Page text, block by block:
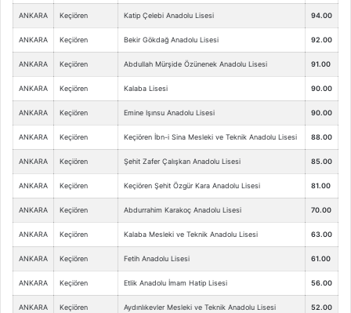
ANKARA Keçiören Katip Çelebi Anadolu Lisesi 94.00
ANKARA Keçiören Bekir Gökdağ Anadolu Lisesi 92.00
ANKARA Keçiören Abdullah Mürşide Özünenek Anadolu Lisesi 91.00
ANKARA Keçiören Kalaba Lisesi 90.00
ANKARA Keçiören Emine Işınsu Anadolu Lisesi 90.00
ANKARA Keçiören Keçiören İbn-i Sina Mesleki ve Teknik Anadolu Lisesi 88.00
ANKARA Keçiören Şehit Zafer Çalışkan Anadolu Lisesi 85.00
ANKARA Keçiören Keçiören Şehit Özgür Kara Anadolu Lisesi 81.00
ANKARA Keçiören Abdurrahim Karakoç Anadolu Lisesi 70.00
ANKARA Keçiören Kalaba Mesleki ve Teknik Anadolu Lisesi 63.00
ANKARA Keçiören Fetih Anadolu Lisesi 61.00
ANKARA Keçiören Etlik Anadolu İmam Hatip Lisesi 56.00
ANKARA Keçiören Aydınlıkevler Mesleki ve Teknik Anadolu Lisesi 52.00